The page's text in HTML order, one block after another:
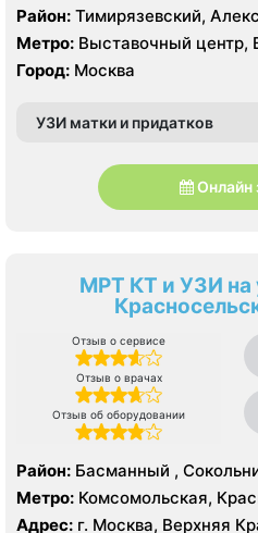
Район: Тимирязевский,
Марфино, Марьина Роща,
Свиблово, Северный,
Медведково
Метро: Выставочный центр,
Алексеевская, Ростокино,
Академика Королёва, Улица
Город: Москва
УЗИ матки и придатков
Онлайн
МРТ КТ и УЗИ на
Отзыв о сервисе
Отзыв о врачах
Отзыв об оборудовании
Район: Басманный ,
Метро: Комсомольская,
Адрес: г. Москва, Верхняя